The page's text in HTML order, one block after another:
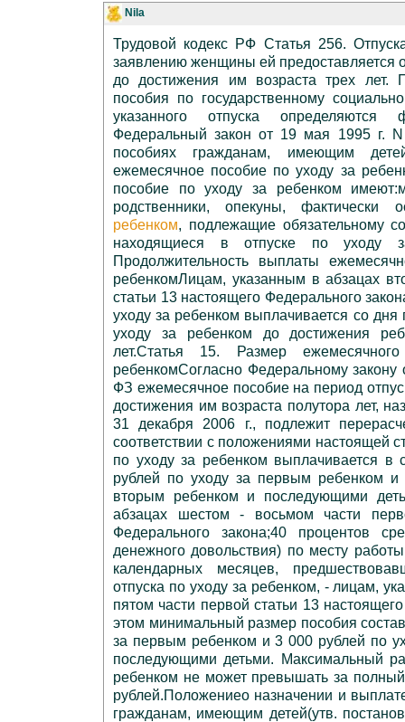
Nila
Трудовой кодекс РФ Статья 256.
заявлению женщины ей предоставляется
до достижения им возраста трех лет.
пособия по государственному
указанного отпуска определяются
Федеральный закон от 19 мая 1995 г.
пособиях гражданам, имеющим
ежемесячное пособие по уходу за
пособие по уходу за ребенком
родственники, опекуны, фактически
ребенком, подлежащие обязательному
находящиеся в отпуске по уходу
Продолжительность выплаты
ребенкомЛицам, указанным в абзацах
статьи 13 настоящего Федерального
уходу за ребенком выплачивается со дня
уходу за ребенком до достижения
лет.Статья 15. Размер
ребенкомСогласно Федеральному закону
ФЗ ежемесячное пособие на период
достижения им возраста полутора лет,
31 декабря 2006 г., подлежит
соответствии с положениями настоящей
по уходу за ребенком выплачивается в
рублей по уходу за первым ребенком
вторым ребенком и последующими
абзацах шестом - восьмом части
Федерального закона;40 процентов
денежного довольствия) по месту
календарных месяцев,
отпуска по уходу за ребенком, - лицам,
пятом части первой статьи 13
этом минимальный размер пособия
за первым ребенком и 3 000 рублей по
последующими детьми. Максимальный
ребенком не может превышать за
рублей.Положениео назначении и
гражданам, имеющим детей(утв.